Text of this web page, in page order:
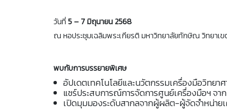
วันที่ 5 – 7 มิถุนายน 2568
ณ หอประชุมเฉลิมพระเกียรติ มหาวิทยาลัยทักษิณ วิทยาเ
พบกับการบรรยายพิเศษ
อัปเดตเทคโนโลยีและนวัตกรรมเครื่องมือวิทยา
แชร์ประสบการณ์การจัดการศูนย์เครื่องมือฯ จา
เปิดมุมมองระดับสากลจากผู้ผลิต-ผู้จัดจำหน่าย